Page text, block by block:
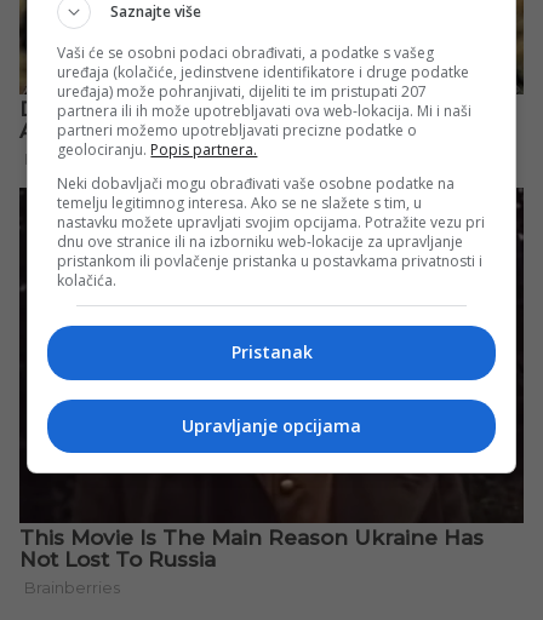
Saznajte više
Vaši će se osobni podaci obrađivati, a podatke s vašeg
uređaja (kolačiće, jedinstvene identifikatore i druge podatke
uređaja) može pohranjivati, dijeliti te im pristupati 207
partnera ili ih može upotrebljavati ova web-lokacija. Mi i naši
partneri možemo upotrebljavati precizne podatke o
geolociranju. Popis partnera.
Neki dobavljači mogu obrađivati vaše osobne podatke na
temelju legitimnog interesa. Ako se ne slažete s tim, u
nastavku možete upravljati svojim opcijama. Potražite vezu pri
dnu ove stranice ili na izborniku web-lokacije za upravljanje
pristankom ili povlačenje pristanka u postavkama privatnosti i
kolačića.
Pristanak
Upravljanje opcijama